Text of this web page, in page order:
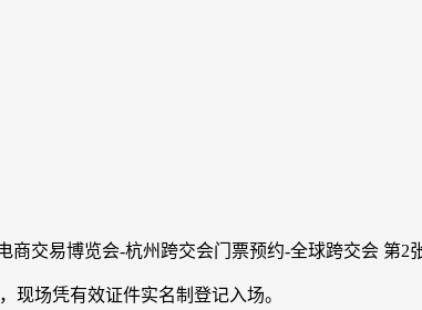
，现场凭有效证件实名制登记入场。